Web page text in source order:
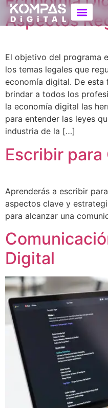
Aspectos
El objetivo del programa
los temas legales que
economía digital. De esta
brindar a todos los
la economía digital las
para entender las leyes
industria de la […]
Escribir
Aprenderás a escribir
aspectos clave y
para alcanzar una
Digital